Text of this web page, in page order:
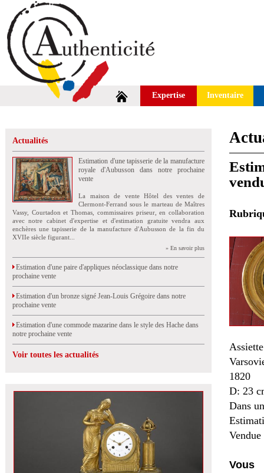
Expertise Inventaire
Actualités
Estimation d'une tapisserie de la manufacture
royale d'Aubusson dans notre prochaine
vente
La maison de vente Hôtel des ventes de
Clermont-Ferrand sous le marteau de Maîtres
Vassy, Courtadon et Thomas, commissaires priseur, en collaboration
avec notre cabinet d'expertise et d'estimation gratuite vendra aux
enchères une tapisserie de la manufacture d'Aubusson de la fin du
XVIIe siècle figurant...
» En savoir plus
Estimation d'une paire d'appliques néoclassique dans notre
prochaine vente
Estimation d'un bronze signé Jean-Louis Grégoire dans notre
prochaine vente
Estimation d'une commode mazarine dans le style des Hache dans
notre prochaine vente
Voir toutes les actualités
1820
D: 23
Dans
Vous